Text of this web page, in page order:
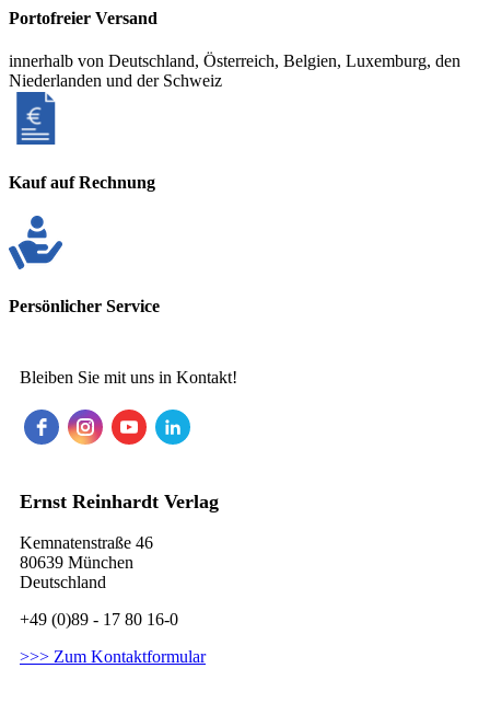
Portofreier Versand
innerhalb von Deutschland, Österreich, Belgien, Luxemburg, den
Niederlanden und der Schweiz
Kauf auf Rechnung
Persönlicher Service
Bleiben Sie mit uns in Kontakt!
Ernst Reinhardt Verlag
Kemnatenstraße 46
80639 München
Deutschland
+49 (0)89 - 17 80 16-0
>>> Zum Kontaktformular